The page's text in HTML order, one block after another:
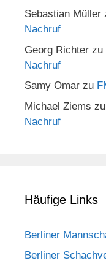
Sebastian Müller
Nachruf
Georg Richter zu
Nachruf
Samy Omar zu
Michael Ziems zu
Nachruf
Häufige Links
Berliner
Berliner